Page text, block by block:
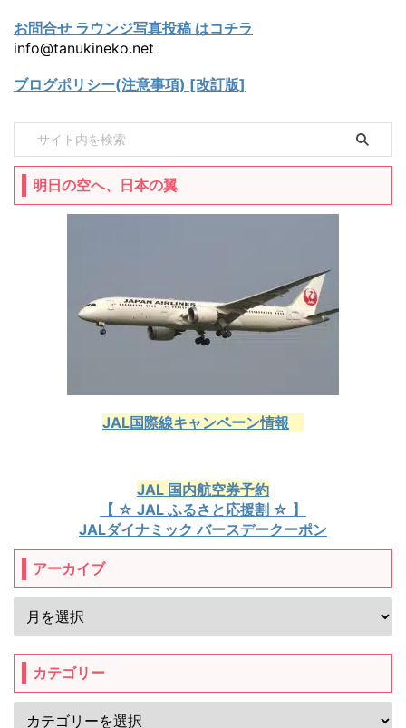
お問合せ ラウンジ写真投稿 はコチラ
info@tanukineko.net
ブログポリシー(注意事項) [改訂版]
明日の空へ、日本の翼
JAL国際線キャンペーン情報
JAL 国内航空券予約
【 ☆ JAL ふるさと応援割 ☆ 】
JALダイナミック バースデークーポン
アーカイブ
カテゴリー